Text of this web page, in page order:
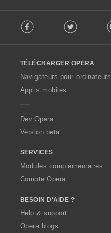
o
w
O
p
a
Facebook Twitter
TÉLÉCHARGER OPERA
Navigateurs pour ordinateurs
Applis mobiles
Dev.Opera
Version beta
SERVICES
Modules complémentaires
Compte Opera
BESOIN D'AIDE ?
Help & support
Opera blogs